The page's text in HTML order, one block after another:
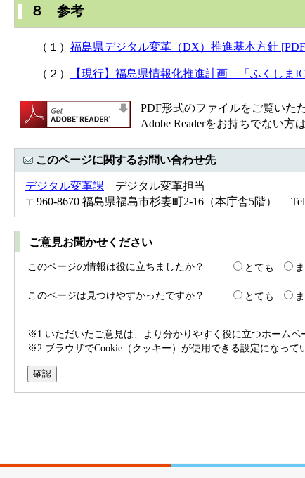
８ 参考
（１） 福島県デジタル変革（DX）推進基本方針
（２） 【現行】福島県情報化推進計画 「ふくしま
PDF形式のファイルをご覧いた
Adobe Readerをお持ちでない方
このページに関するお問い合わせ先
デジタル変革課 デジタル変革担当
〒960-8670 福島県福島市杉妻町2-16（本庁舎5階）
ご意見お聞かせください
このページの情報は役に立ちましたか？ とても
このページは見つけやすかったですか？
とても
※1 いただいたご意見は、より分かりやすく役に立つホーム
※2 ブラウザでCookie（クッキー）が使用できる設定になっ